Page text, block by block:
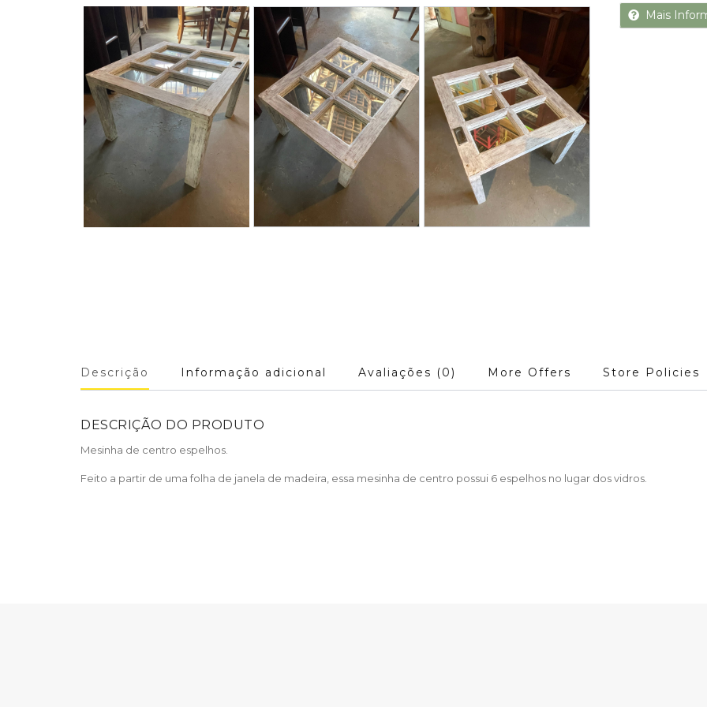
Mais
Descrição Informação adicional Avaliações (0) More Offers Store Policies
DESCRIÇÃO DO PRODUTO
Mesinha de centro espelhos.
Feito a partir de uma folha de janela de madeira, essa mesinha de centro possui 6 espelhos no lugar dos vidros.